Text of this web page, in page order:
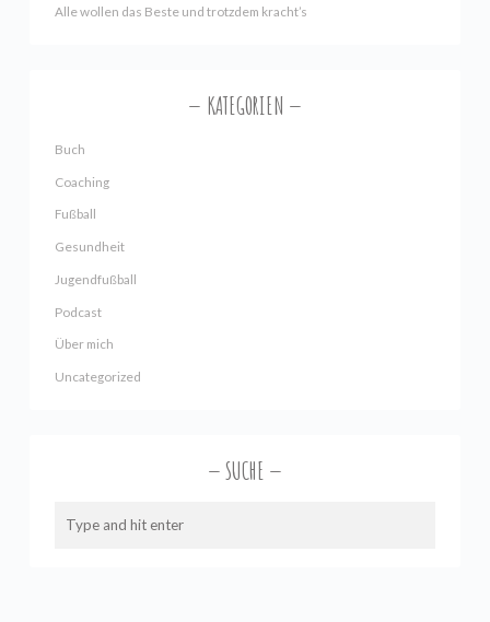
Alle wollen das Beste und trotzdem kracht’s
KATEGORIEN
Buch
Coaching
Fußball
Gesundheit
Jugendfußball
Podcast
Über mich
Uncategorized
SUCHE